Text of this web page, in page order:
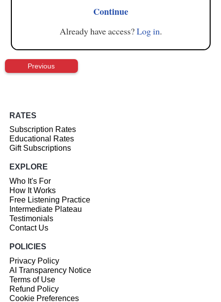
Continue
Already have access?Log in.
Previous
RATES
Subscription Rates
Educational Rates
Gift Subscriptions
EXPLORE
Who It's For
How It Works
Free Listening Practice
Intermediate Plateau
Testimonials
Contact Us
POLICIES
Privacy Policy
AI Transparency Notice
Terms of Use
Refund Policy
Cookie Preferences